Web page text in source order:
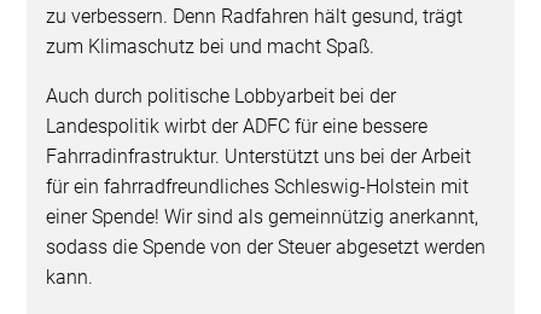
zu verbessern. Denn Radfahren hält gesund, trägt
zum Klimaschutz bei und macht Spaß.
Auch durch politische Lobbyarbeit bei der
Landespolitik wirbt der ADFC für eine bessere
Fahrradinfrastruktur. Unterstützt uns bei der Arbeit
für ein fahrradfreundliches Schleswig-Holstein mit
einer Spende! Wir sind als gemeinnützig anerkannt,
sodass die Spende von der Steuer abgesetzt werden
kann.